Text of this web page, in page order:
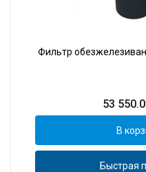
Фильтр
53
В
Быстрая